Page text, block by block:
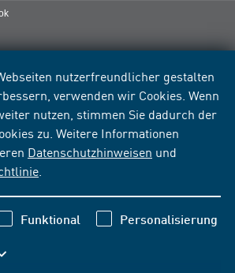
nutzerfreundlicher gestalten
verwenden wir Cookies. Wenn
nutzen, stimmen Sie dadurch der
zu. Weitere Informationen
Datenschutzhinweisen und
Funktional Personalisierung